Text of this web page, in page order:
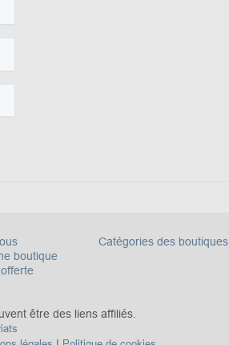
boutique
Catégories des boutiques
être des liens affiliés.